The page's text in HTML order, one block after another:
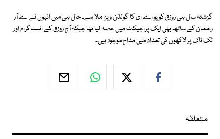
گزشتہ سال ہی روزق کو یو اے ای کا گولڈن ویزا ملا ہے۔ حال ہی میں انہوں نے اے آر
رحمان کے ساتھ بھی ایک پراجیکٹ میں حصہ لیا تھا جبکہ آج روزق کے انسٹاگرام اور
ٹک ٹاک پر لاکھوں کی تعداد میں مداح موجود ہیں۔
متعلقہ